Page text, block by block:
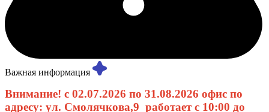
Важная информация
Внимание! с 02.07.2026 по 31.08.2026 офис по
адресу: ул. Смолячкова,9 работает с 10:00 до